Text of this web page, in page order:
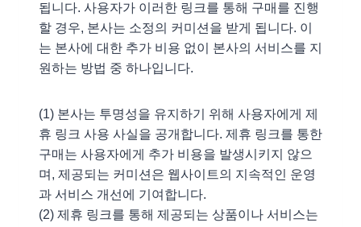
됩니다. 사용자가 이러한 링크를 통해 구매를 진행
할 경우, 본사는 소정의 커미션을 받게 됩니다. 이
는 본사에 대한 추가 비용 없이 본사의 서비스를 지
원하는 방법 중 하나입니다.
(1) 본사는 투명성을 유지하기 위해 사용자에게 제
휴 링크 사용 사실을 공개합니다. 제휴 링크를 통한
구매는 사용자에게 추가 비용을 발생시키지 않으
며, 제공되는 커미션은 웹사이트의 지속적인 운영
과 서비스 개선에 기여합니다.
(2) 제휴 링크를 통해 제공되는 상품이나 서비스는